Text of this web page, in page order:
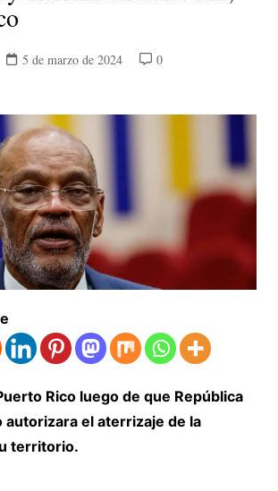
5 de marzo de 2024
0
Rico luego de que República
autorizara el aterrizaje de la
territorio.